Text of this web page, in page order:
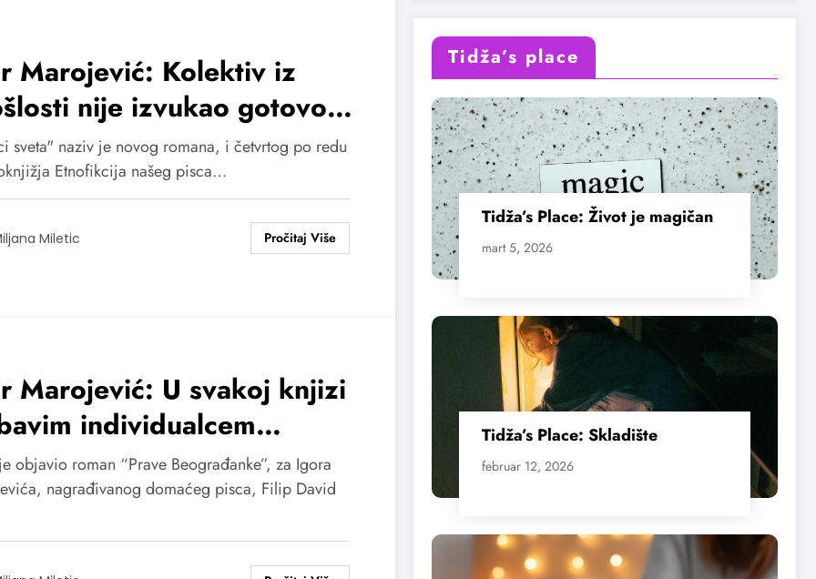
Marojević: Kolektiv iz
nije izvukao gotovo
pouku
sveta" naziv je novog romana, i četvrtog po redu
Etnofikcija našeg pisca…
Miletic
Marojević: U svakoj knjizi
individualcem
agresivnim
objavio roman “Prave Beograđanke”, za Igora
nagrađivanog domaćeg pisca, Filip David
Tidža’s place
Tidža’s Place: Život je magičan
mart 5, 2026
Tidža’s Place: Skladište
februar 12, 2026